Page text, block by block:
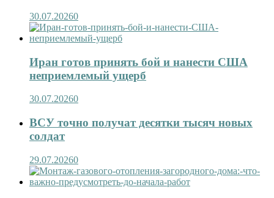
30.07.20260
Иран готов принять бой и нанести США
неприемлемый ущерб
30.07.20260
ВСУ точно получат десятки тысяч новых
солдат
29.07.20260